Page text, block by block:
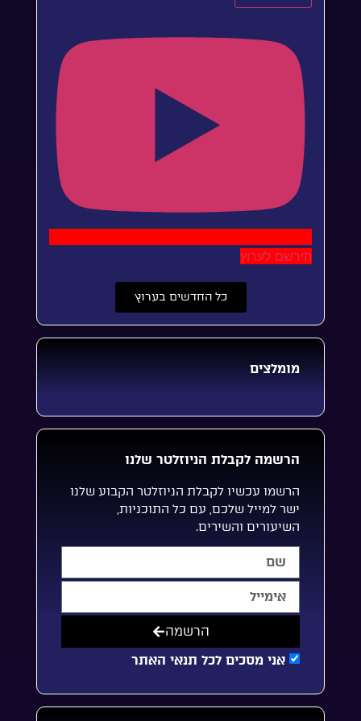
הירשם לערוץ
כל החדשים בערוץ
מומלצים
הרשמה לקבלת הניוזלטר שלנו
הרשמו עכשיו לקבלת הניוזלטר הקבוע שלנו
ישר למייל שלכם, עם כל התוכניות,
השיעורים והשירים.
אני מסכים לכל תנאי האתר
הרשמה